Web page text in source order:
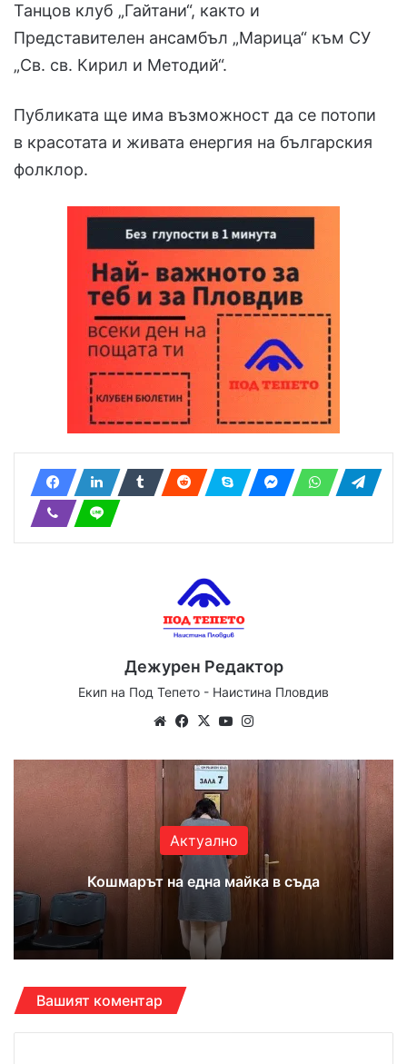
Танцов клуб „Гайтани“, както и
Представителен ансамбъл „Марица“ към СУ
„Св. св. Кирил и Методий“.
Публиката ще има възможност да се потопи
в красотата и живата енергия на българския
фолклор.
Дежурен Редактор
Екип на Под Тепето - Наистина Пловдив
WebsiteFacebook
X YouTube
Актуално
Кошмарът на една майка в съда
Вашият коментар